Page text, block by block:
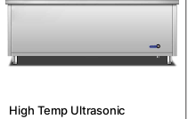
High Temp Ultrasonic